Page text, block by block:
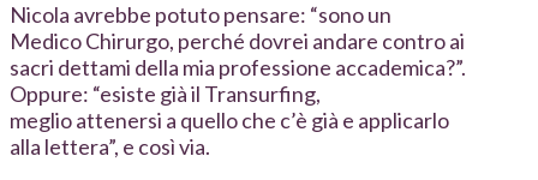
Nicola avrebbe potuto pensare: “sono un
Medico Chirurgo, perché dovrei andare contro ai
sacri dettami della mia professione accademica?”.
Oppure: “esiste già il Transurfing,
meglio attenersi a quello che c’è già e applicarlo
alla lettera”, e così via.